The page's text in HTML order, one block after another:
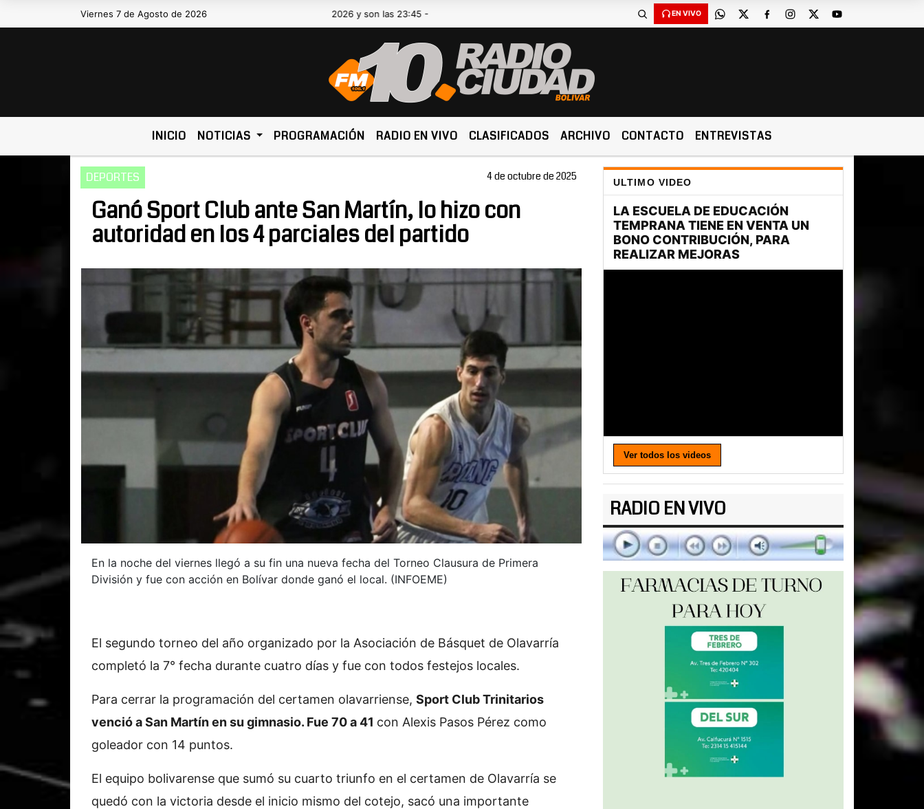
Viernes 7 de Agosto de 2026Hoy es Viernes 7 de Agosto de 2026 y son las 23:45 - EN VIVO
INICIO NOTICIAS PROGRAMACIÓN RADIO EN VIVO CLASIFICADOS ARCHIVO CONTACTO ENTREVISTAS
DEPORTES 4 de octubre de 2025
Ganó Sport Club ante San Martín, lo hizo con
autoridad en los 4 parciales del partido
En la noche del viernes llegó a su fin una nueva fecha del Torneo Clausura de Primera
División y fue con acción en Bolívar donde ganó el local. (INFOEME)
El segundo torneo del año organizado por la Asociación de Básquet de Olavarría
completó la 7° fecha durante cuatro días y fue con todos festejos locales.
Para cerrar la programación del certamen olavarriense, Sport Club Trinitarios
venció a San Martín en su gimnasio. Fue 70 a 41 con Alexis Pasos Pérez como
goleador con 14 puntos.
El equipo bolivarense que sumó su cuarto triunfo en el certamen de Olavarría se
quedó con la victoria desde el inicio mismo del cotejo, sacó una importante
ULTIMO VIDEO
Ver todos los videos
RADIO EN VIVO